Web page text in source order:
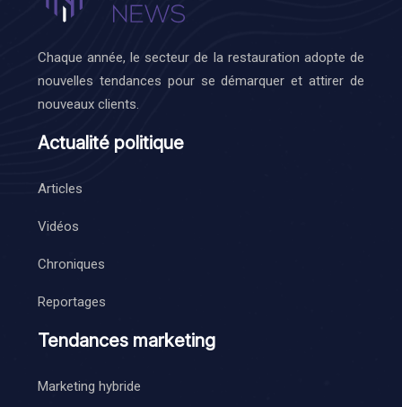
Chaque année, le secteur de la restauration adopte de
nouvelles tendances pour se démarquer et attirer de
nouveaux clients.
Actualité politique
Articles
Vidéos
Chroniques
Reportages
Tendances marketing
Marketing hybride